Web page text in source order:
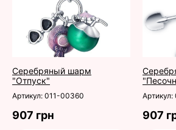
Серебряный шарм
"Отпуск"
Артикул: 011-00360
907 грн 907